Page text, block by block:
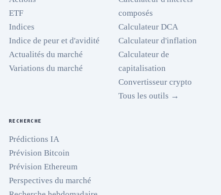
ETF
Indices
Indice de peur et d'avidité
Actualités du marché
Variations du marché
composés
Calculateur DCA
Calculateur d'inflation
Calculateur de
capitalisation
Convertisseur crypto
Tous les outils →
RECHERCHE
Prédictions IA
Prévision Bitcoin
Prévision Ethereum
Perspectives du marché